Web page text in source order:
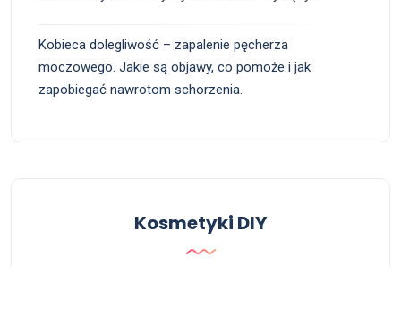
Kobieca dolegliwość – zapalenie pęcherza
moczowego. Jakie są objawy, co pomoże i jak
zapobiegać nawrotom schorzenia.
Kosmetyki DIY